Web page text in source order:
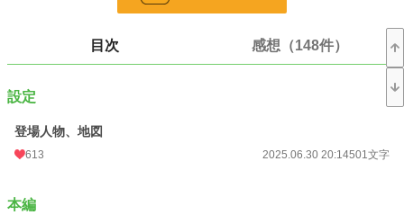
異世界恋愛カテゴリーなのに「フィクション」と書かなければ、現実の地名とか
【同時連載】小説家になろう、カクヨム、アルファポリス、エブリスタ
2026/01/03……番外編完結
2025/12/21……本編完結
2025/06/06……なろう、総合週間 1位、恋愛週間 1位
2025/06/05……カクヨム、恋愛週間 4位
2025/06/04……エブリスタ、トレンド恋愛ファンタジー 1位
目次 感想（148件）
設定
登場人物、地図
613 2025.06.30 20:14501文字
本編